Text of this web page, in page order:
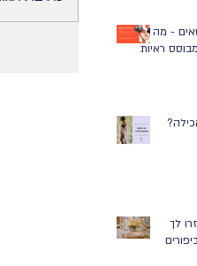
- מה
ראיות
לך